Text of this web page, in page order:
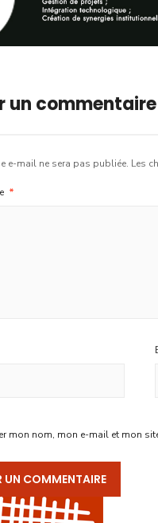
un commentaire
e-mail ne sera pas publiée. Les
*
mon nom, mon e-mail et mon